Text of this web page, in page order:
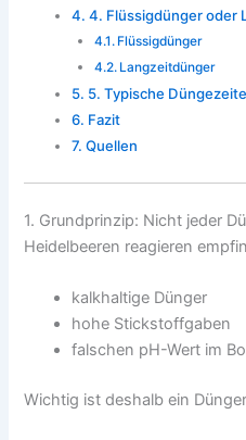
4. Flüssigdünger oder
Flüssigdünger
Langzeitdünger
5. Typische
Fazit
Quellen
1. Grundprinzip: Nicht jeder
Heidelbeeren reagieren
kalkhaltige Dünger
hohe Stickstoffgaben
falschen pH-Wert im
Wichtig ist deshalb ein